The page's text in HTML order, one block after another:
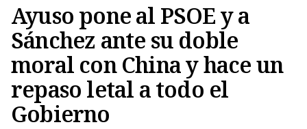
Ayuso pone al PSOE y a
Sánchez ante su doble
moral con China y hace un
repaso letal a todo el
Gobierno